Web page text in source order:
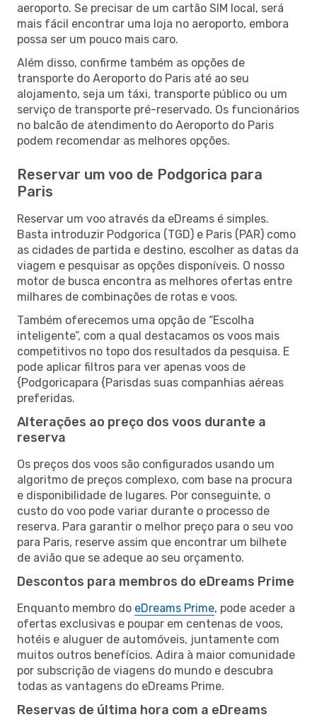
aeroporto. Se precisar de um cartão SIM local, será
mais fácil encontrar uma loja no aeroporto, embora
possa ser um pouco mais caro.
Além disso, confirme também as opções de
transporte do Aeroporto do Paris até ao seu
alojamento, seja um táxi, transporte público ou um
serviço de transporte pré-reservado. Os funcionários
no balcão de atendimento do Aeroporto do Paris
podem recomendar as melhores opções.
Reservar um voo de Podgorica para
Paris
Reservar um voo através da eDreams é simples.
Basta introduzir Podgorica (TGD) e Paris (PAR) como
as cidades de partida e destino, escolher as datas da
viagem e pesquisar as opções disponíveis. O nosso
motor de busca encontra as melhores ofertas entre
milhares de combinações de rotas e voos.
Também oferecemos uma opção de “Escolha
inteligente”, com a qual destacamos os voos mais
competitivos no topo dos resultados da pesquisa. E
pode aplicar filtros para ver apenas voos de
{Podgoricapara {Parisdas suas companhias aéreas
preferidas.
Alterações ao preço dos voos durante a
reserva
Os preços dos voos são configurados usando um
algoritmo de preços complexo, com base na procura
e disponibilidade de lugares. Por conseguinte, o
custo do voo pode variar durante o processo de
reserva. Para garantir o melhor preço para o seu voo
para Paris, reserve assim que encontrar um bilhete
de avião que se adeque ao seu orçamento.
Descontos para membros do eDreams Prime
Enquanto membro do eDreams Prime, pode aceder a
ofertas exclusivas e poupar em centenas de voos,
hotéis e aluguer de automóveis, juntamente com
muitos outros benefícios. Adira à maior comunidade
por subscrição de viagens do mundo e descubra
todas as vantagens do eDreams Prime.
Reservas de última hora com a eDreams